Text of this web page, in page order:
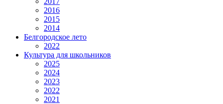
2016
2015
2014
Белгородское лето
2022
Культура для школьников
2025
2024
2023
2022
2021